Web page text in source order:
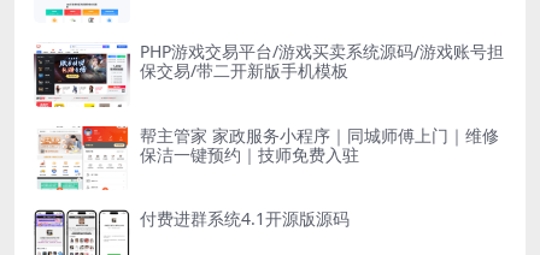
PHP游戏交易平台/游戏买卖系统源码/游戏账号担
保交易/带二开新版手机模板
帮主管家 家政服务小程序｜同城师傅上门｜维修
保洁一键预约｜技师免费入驻
付费进群系统4.1开源版源码